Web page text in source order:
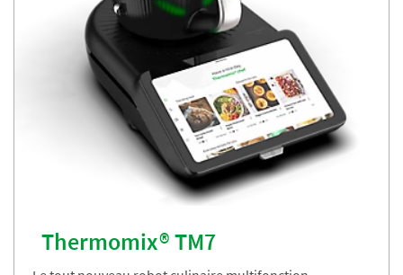
Thermomix® TM7